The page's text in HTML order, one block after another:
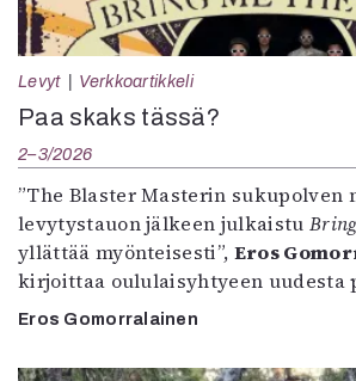
Levyt Verkkoartikkeli
Paa skaks tässä?
2–3/2026
”The Blaster Masterin sukupolven
levytystauon jälkeen julkaistu
yllättää myönteisesti”, Eros
kirjoittaa oululaisyhtyeen uudesta
Eros Gomorralainen